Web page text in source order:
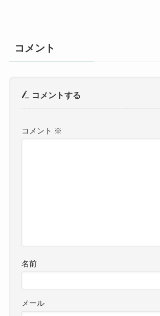
コメント
コメントする
コメント ※
名前
メール